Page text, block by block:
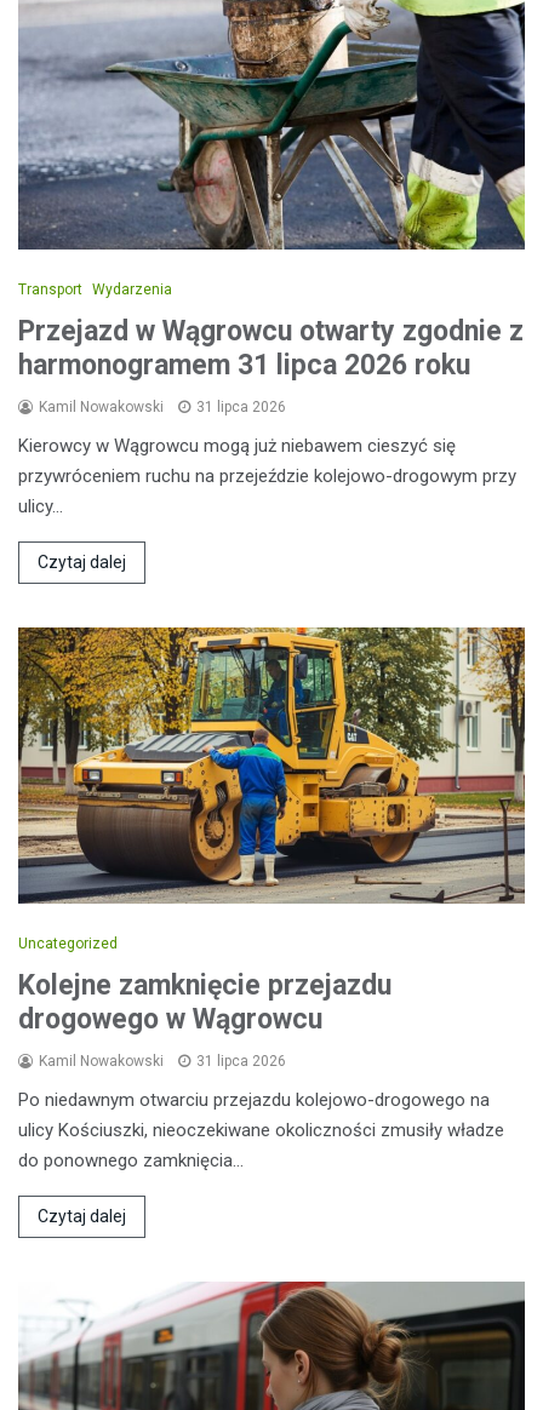
Transport Wydarzenia
Przejazd w Wągrowcu otwarty zgodnie z
harmonogramem 31 lipca 2026 roku
Kamil Nowakowski 31 lipca 2026
Kierowcy w Wągrowcu mogą już niebawem cieszyć się
przywróceniem ruchu na przejeździe kolejowo-drogowym przy
ulicy…
Czytaj dalej
Uncategorized
Kolejne zamknięcie przejazdu
drogowego w Wągrowcu
Kamil Nowakowski 31 lipca 2026
Po niedawnym otwarciu przejazdu kolejowo-drogowego na
ulicy Kościuszki, nieoczekiwane okoliczności zmusiły władze
do ponownego zamknięcia…
Czytaj dalej